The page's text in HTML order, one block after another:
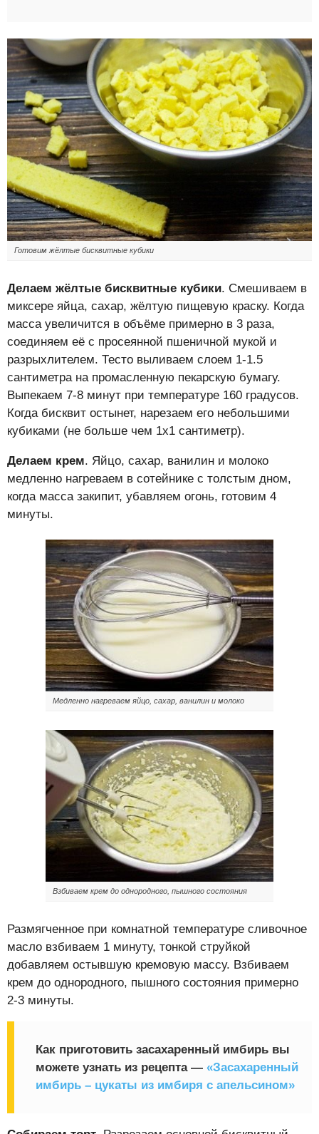
Готовим жёлтые бисквитные кубики
Делаем жёлтые бисквитные кубики. Смешиваем в
миксере яйца, сахар, жёлтую пищевую краску. Когда
масса увеличится в объёме примерно в 3 раза,
соединяем её с просеянной пшеничной мукой и
разрыхлителем. Тесто выливаем слоем 1-1.5
сантиметра на промасленную пекарскую бумагу.
Выпекаем 7-8 минут при температуре 160 градусов.
Когда бисквит остынет, нарезаем его небольшими
кубиками (не больше чем 1х1 сантиметр).
Делаем крем. Яйцо, сахар, ванилин и молоко
медленно нагреваем в сотейнике с толстым дном,
когда масса закипит, убавляем огонь, готовим 4
минуты.
Медленно нагреваем яйцо, сахар, ванилин и молоко
Взбиваем крем до однородного, пышного состояния
Размягченное при комнатной температуре сливочное
масло взбиваем 1 минуту, тонкой струйкой
добавляем остывшую кремовую массу. Взбиваем
крем до однородного, пышного состояния примерно
2-3 минуты.
Как приготовить засахаренный имбирь вы
можете узнать из рецепта — «Засахаренный
имбирь – цукаты из имбиря с апельсином»